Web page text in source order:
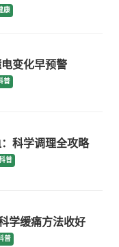
康
变化早预警
普
科学调理全攻略
普
学缓痛方法收好
普